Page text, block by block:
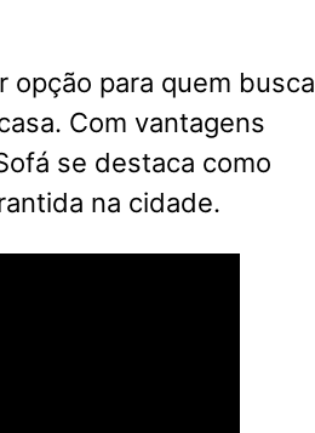
opção para quem busca
Com vantagens
se destaca como
na cidade.